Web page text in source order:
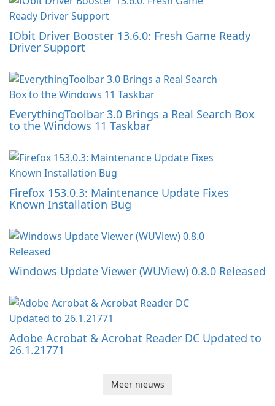
IObit Driver Booster 13.6.0: Fresh Game Ready
Driver Support
EverythingToolbar 3.0 Brings a Real Search Box
to the Windows 11 Taskbar
Firefox 153.0.3: Maintenance Update Fixes
Known Installation Bug
Windows Update Viewer (WUView) 0.8.0 Released
Adobe Acrobat & Acrobat Reader DC Updated to
26.1.21771
Meer nieuws